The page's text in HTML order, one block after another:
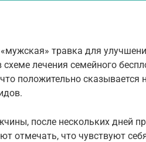
травка для
схеме лечения семейного
положительно сказывается
после нескольких дней
отмечать, что чувствуют